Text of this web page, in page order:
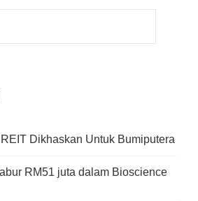
Dikhaskan Untuk Bumiputera
RM51 juta dalam Bioscience